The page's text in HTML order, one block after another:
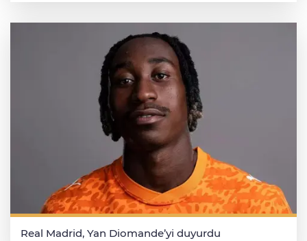
Real Madrid, Yan Diomande’yi duyurdu